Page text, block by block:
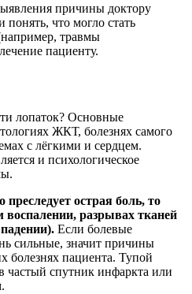
причины доктору
понять, что могло стать
травмы
пациенту.
лопаток? Основные
ЖКТ, болезнях самого
с лёгкими и сердцем.
и психологическое
острая боль, то
разрывах тканей
Если болевые
сильные, значит причины
болезнях пациента. Тупой
частый спутник инфаркта или